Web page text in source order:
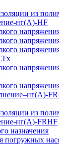
из
нг(А)-HF
из
нг(А)-FRHF
назначения
погружных